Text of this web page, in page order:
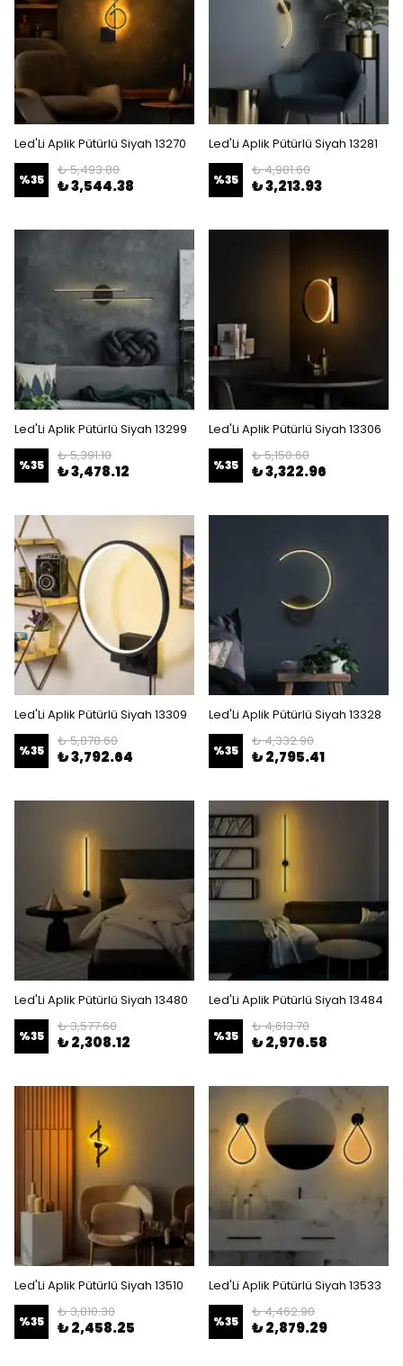
Led'Li Aplik Pütürlü Siyah 13270
%35
₺ 5,493.80
₺ 3,544.38
Led'Li Aplik Pütürlü Siyah 13281
%35
₺ 4,981.60
₺ 3,213.93
Led'Li Aplik Pütürlü Siyah 13299
%35
₺ 5,391.10
₺ 3,478.12
Led'Li Aplik Pütürlü Siyah 13306
%35
₺ 5,150.60
₺ 3,322.96
Led'Li Aplik Pütürlü Siyah 13309
%35
₺ 5,878.60
₺ 3,792.64
Led'Li Aplik Pütürlü Siyah 13328
%35
₺ 4,332.90
₺ 2,795.41
Led'Li Aplik Pütürlü Siyah 13480
%35
₺ 3,577.60
₺ 2,308.12
Led'Li Aplik Pütürlü Siyah 13484
%35
₺ 4,613.70
₺ 2,976.58
Led'Li Aplik Pütürlü Siyah 13510
%35
₺ 3,810.30
₺ 2,458.25
Led'Li Aplik Pütürlü Siyah 13533
%35
₺ 4,462.90
₺ 2,879.29